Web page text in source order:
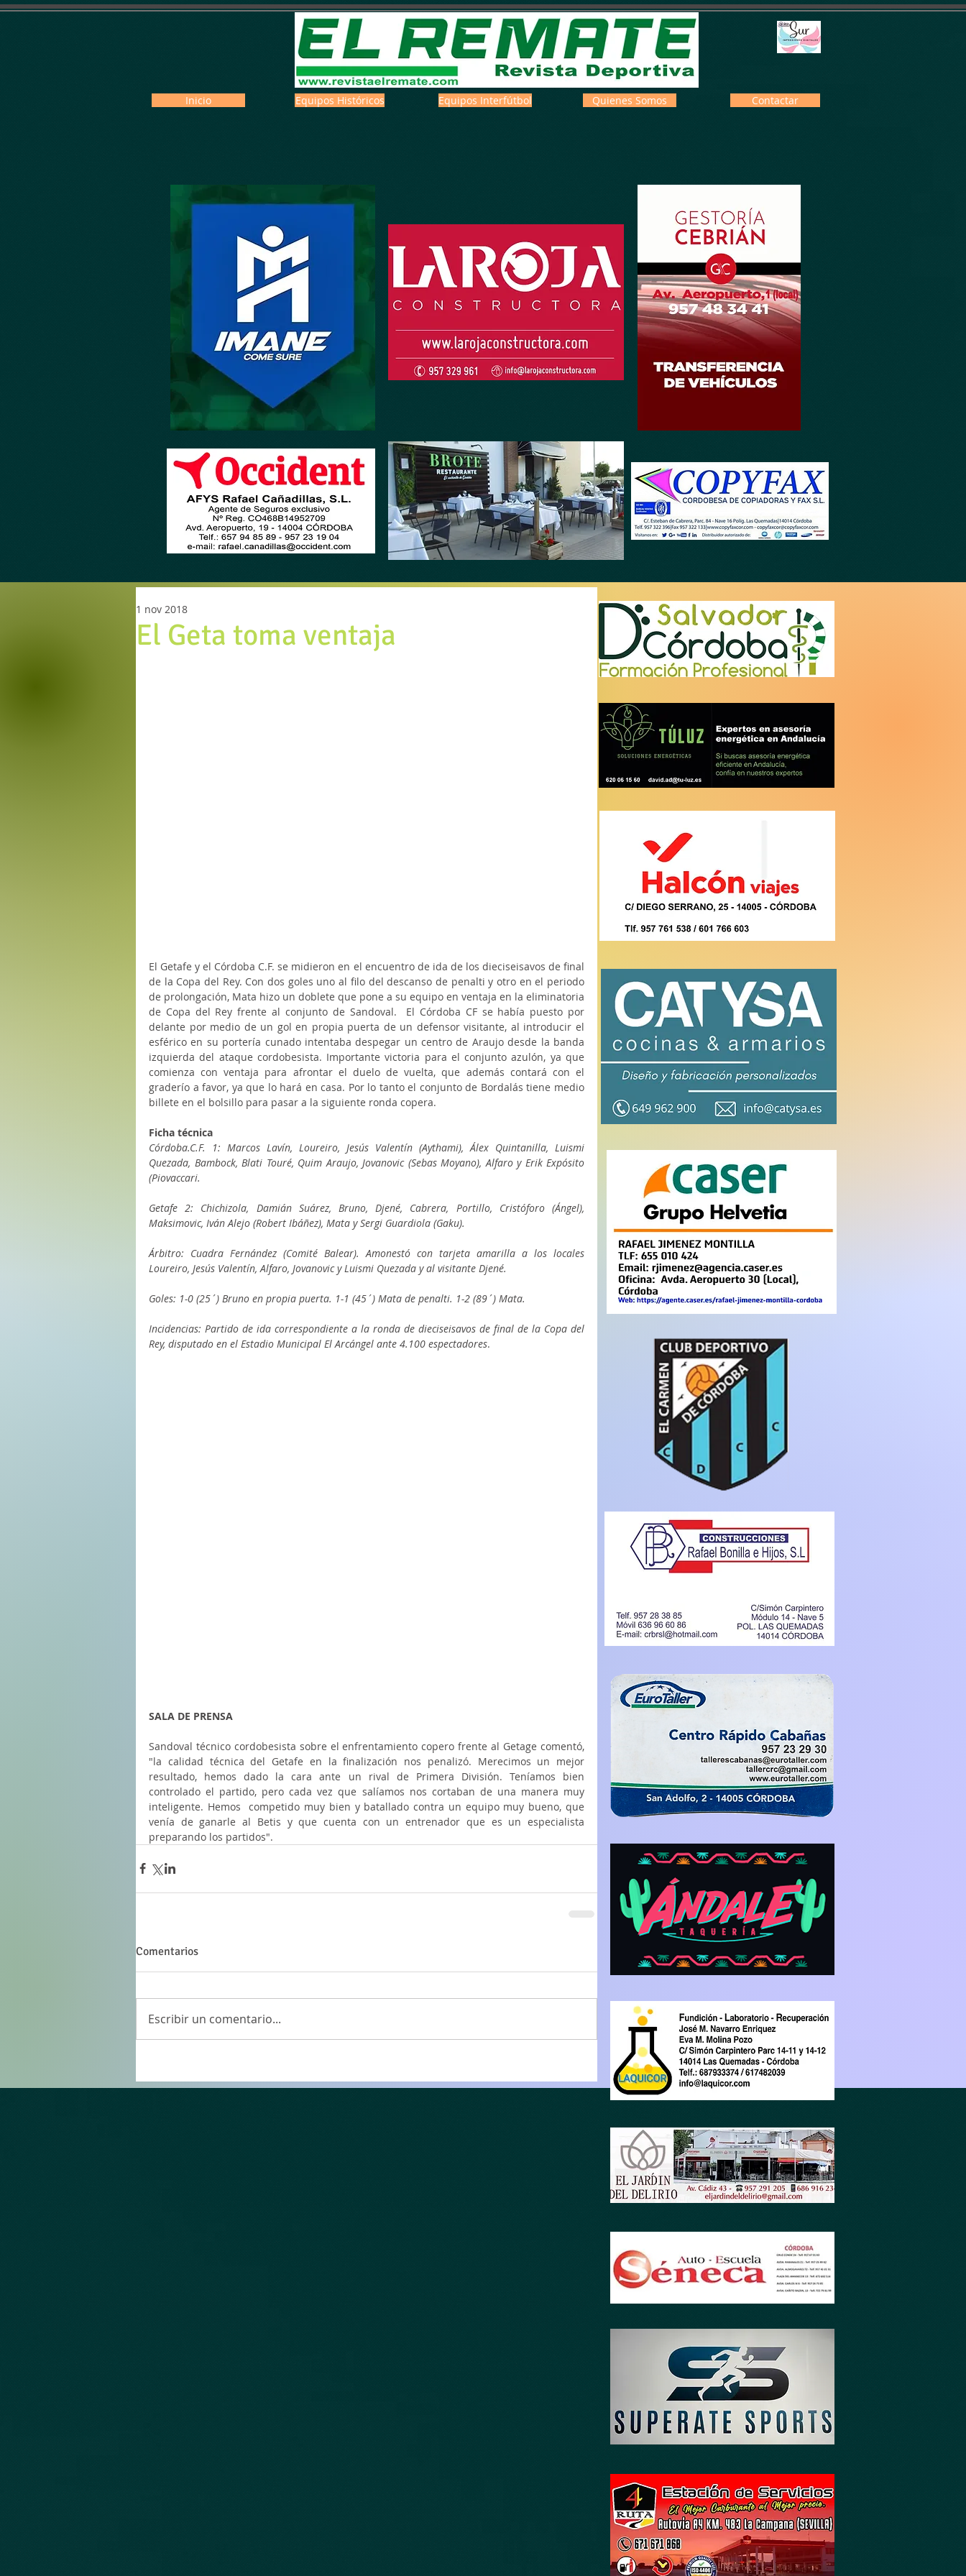
Inicio Equipos Históricos Equipos Interfútbol Quienes Somos Contactar
El Geta toma ventaja
1 nov 2018
El Getafe y el Córdoba C.F. se midieron en el encuentro de ida de los dieciseisavos de final
de la Copa del Rey. Con dos goles uno al filo del descanso de penalti y otro en el periodo
de prolongación, Mata hizo un doblete que pone a su equipo en ventaja en la eliminatoria
de Copa del Rey frente al conjunto de Sandoval.  El Córdoba CF se había puesto por
delante por medio de un gol en propia puerta de un defensor visitante, al introducir el
esférico en su portería cunado intentaba despegar un centro de Araujo desde la banda
izquierda del ataque cordobesista. Importante victoria para el conjunto azulón, ya que
comienza con ventaja para afrontar el duelo de vuelta, que además contará con el
graderío a favor, ya que lo hará en casa. Por lo tanto el conjunto de Bordalás tiene medio
billete en el bolsillo para pasar a la siguiente ronda copera.
Ficha técnica
Córdoba.C.F. 1: Marcos Lavín, Loureiro, Jesús Valentín (Aythami), Álex Quintanilla, Luismi
Quezada, Bambock, Blati Touré, Quim Araujo, Jovanovic (Sebas Moyano), Alfaro y Erik Expósito
(Piovaccari.
Getafe 2: Chichizola, Damián Suárez, Bruno, Djené, Cabrera, Portillo, Cristóforo (Ángel),
Maksimovic, Iván Alejo (Robert Ibáñez), Mata y Sergi Guardiola (Gaku).
Árbitro: Cuadra Fernández (Comité Balear). Amonestó con tarjeta amarilla a los locales
Loureiro, Jesús Valentín, Alfaro, Jovanovic y Luismi Quezada y al visitante Djené.
Goles: 1-0 (25´) Bruno en propia puerta. 1-1 (45´) Mata de penalti. 1-2 (89´) Mata.
Incidencias: Partido de ida correspondiente a la ronda de dieciseisavos de final de la Copa del
Rey, disputado en el Estadio Municipal El Arcángel ante 4.100 espectadores.
SALA DE PRENSA
Sandoval técnico cordobesista sobre el enfrentamiento copero frente al Getage comentó,
"la calidad técnica del Getafe en la finalización nos penalizó. Merecimos un mejor
resultado, hemos dado la cara ante un rival de Primera División. Teníamos bien
controlado el partido, pero cada vez que salíamos nos cortaban de una manera muy
inteligente. Hemos  competido muy bien y batallado contra un equipo muy bueno, que
venía de ganarle al Betis y que cuenta con un entrenador que es un especialista
preparando los partidos".
Comentarios
Escribir un comentario...